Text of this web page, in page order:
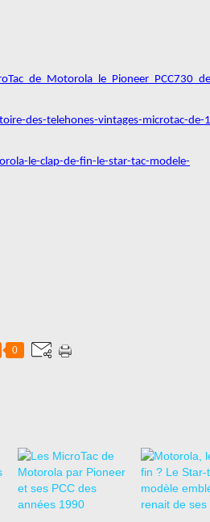
des-telehones-vintages-microtac-de-
le-clap-de-fin-le-star-tac-modele-
0